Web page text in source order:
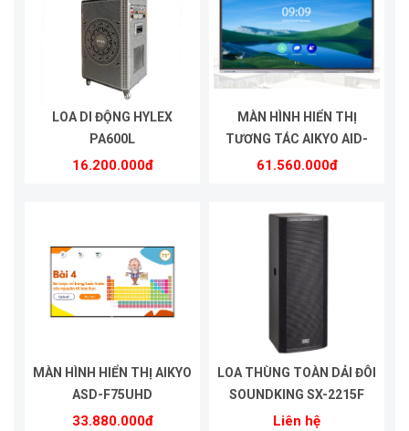
LOA DI ĐỘNG HYLEX
PA600L
16.200.000đ
MÀN HÌNH HIỂN THỊ
TƯƠNG TÁC AIKYO AID-
UHD75A
61.560.000đ
MÀN HÌNH HIỂN THỊ AIKYO
ASD-F75UHD
33.880.000đ
LOA THÙNG TOÀN DẢI ĐÔI
SOUNDKING SX-2215F
Liên hệ